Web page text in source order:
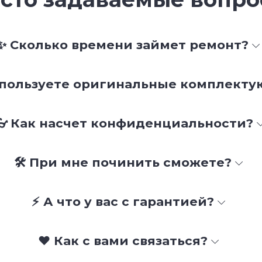
Сколько времени займет ремонт?
оригинальные
Как насчет конфиденциальности?
🛠 При мне починить сможете?
⚡ А что у вас с гарантией?
❤️ Как с вами связаться?